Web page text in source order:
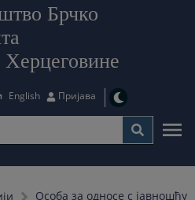
Брчко
English Пријава
Особа за односе с јавношћу